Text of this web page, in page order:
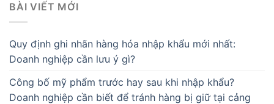
BÀI VIẾT MỚI
Quy định ghi nhãn hàng hóa nhập khẩu mới nhất:
Doanh nghiệp cần lưu ý gì?
Công bố mỹ phẩm trước hay sau khi nhập khẩu?
Doanh nghiệp cần biết để tránh hàng bị giữ tại cảng